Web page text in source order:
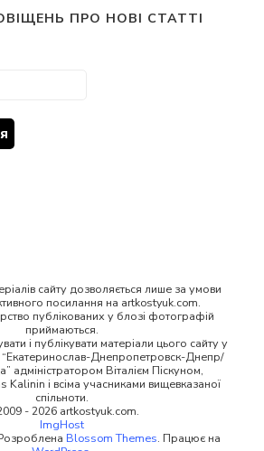
ПРО НОВІ СТАТТІ
сайту дозволяється лише за умови
посилання на artkostyuk.com.
публікованих у блозі фотографій
приймаються.
і публікувати матеріали цього сайту у
“Екатеринослав-Днепропетровск-Днепр/
адміністратором Віталієм Піскуном,
і всіма учасниками вищевказаної
спільноти.
- 2026 artkostyuk.com.
ImgHost
Blossom Themes. Працює на